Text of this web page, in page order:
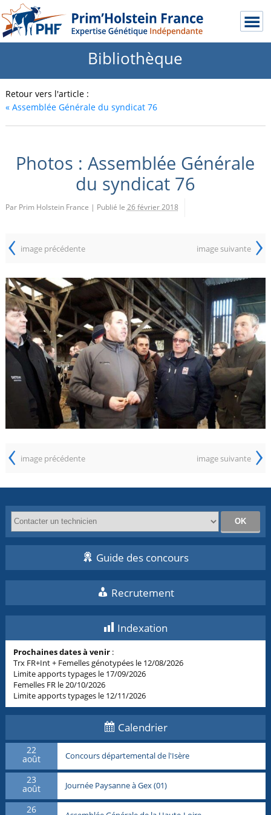
Bibliothèque
Retour vers l'article :
«Assemblée Générale du syndicat 76
Photos : Assemblée Générale
du syndicat 76
Par Prim Holstein France | Publié le 26 février 2018
‹ image précédente image suivante ›
‹ image précédente image suivante ›
Guide des concours
Recrutement
Indexation
Prochaines dates à venir :
Trx FR+Int + Femelles génotypées le 12/08/2026
Limite apports typages le 17/09/2026
Femelles FR le 20/10/2026
Limite apports typages le 12/11/2026
Calendrier
22
août Concours départemental de l'Isère
23
août Journée Paysanne à Gex (01)
26